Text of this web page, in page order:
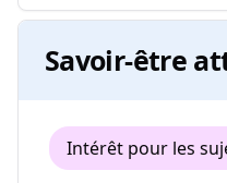
Savoir-être
Intérêt pour les